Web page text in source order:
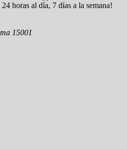
horas al día, 7 días a la semana!
15001